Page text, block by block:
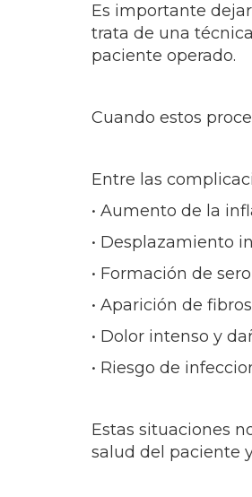
Es importante
trata de una
paciente operado.
Cuando estos
Entre las
• Aumento de la
• Desplazamiento
• Formación de
• Aparición de
• Dolor intenso y
• Riesgo de
Estas situaciones
salud del paciente